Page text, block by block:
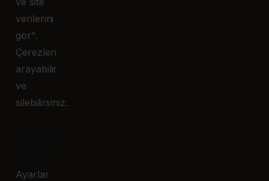
verilerini
gör".
Çerezleri
arayabilir
ve
silebilirsiniz.
Ayarlar